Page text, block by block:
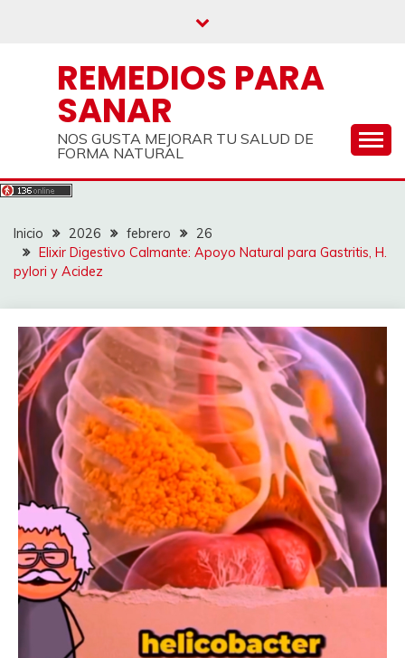
REMEDIOS PARA
SANAR
NOS GUSTA MEJORAR TU SALUD DE
FORMA NATURAL
Inicio 2026 febrero
26
Elixir Digestivo Calmante: Apoyo Natural para Gastritis, H.
pylori y Acidez